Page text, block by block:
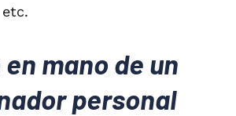
mano de un
personal